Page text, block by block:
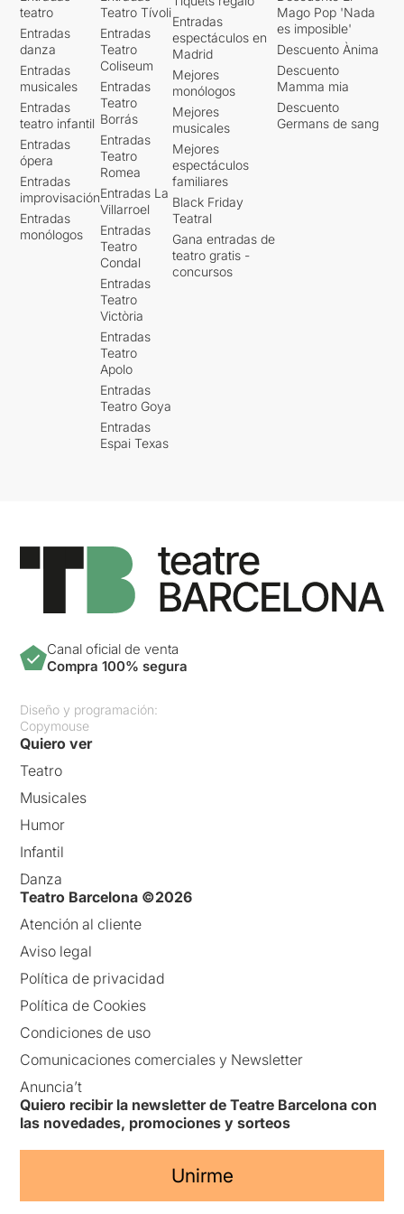
Nao Albet y otros muchos).
Pero hay que reconocer,
también, que a ratos
volvimos a respirar a teatro,
a sentir aquel placer que
tanto desde platea como
desde el mismo escenario
tanto se está añorando.
teatro
Entradas
danza
Entradas
musicales
Entradas
teatro infantil
Entradas
ópera
Entradas
improvisación
Entradas
monólogos
Teatro Tívoli
Entradas
Teatro
Coliseum
Entradas
Teatro
Borrás
Entradas
Teatro
Romea
Entradas La
Villarroel
Entradas
Teatro
Condal
Entradas
Teatro
Victòria
Entradas
Teatro
Apolo
Entradas
Teatro Goya
Entradas
Espai Texas
Entradas
espectáculos en
Madrid
Mejores
monólogos
Mejores
musicales
Mejores
espectáculos
familiares
Black Friday
Teatral
Gana entradas de
teatro gratis -
concursos
Mago Pop 'Nada
es imposible'
Descuento Ànima
Descuento
Mamma mia
Descuento
Germans de sang
Canal oficial de venta
Compra 100% segura
Diseño y programación:
Copymouse
Quiero ver
Teatro
Musicales
Humor
Infantil
Danza
Teatro Barcelona ©2026
Atención al cliente
Aviso legal
Política de privacidad
Política de Cookies
Condiciones de uso
Comunicaciones comerciales y Newsletter
Anuncia’t
Quiero recibir la newsletter de Teatre Barcelona con
las novedades, promociones y sorteos
Unirme